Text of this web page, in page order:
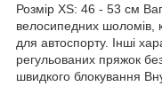
Розмір XS: 46 - 53 см
велосипедних шоломів,
для автоспорту. Інші
регульованих пряжок
швидкого блокування